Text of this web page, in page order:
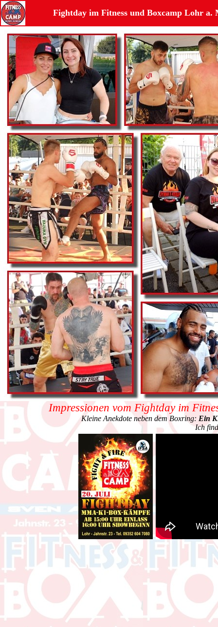
Fightday im Fitness und Boxcamp Lohr a.
Impressionen vom Fightday im
Kleine Anekdote neben dem Boxring: Ein
Ich